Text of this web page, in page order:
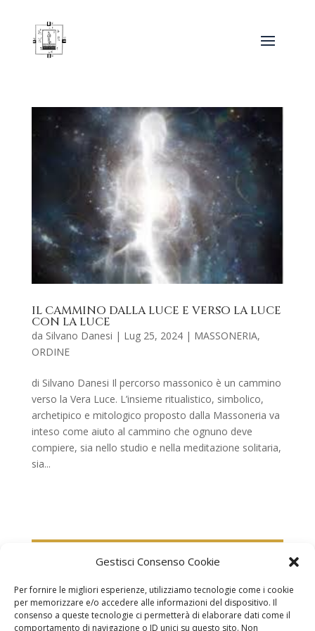
Gestisci Consenso Cookie
Per fornire le migliori esperienze, utilizziamo tecnologie come i cookie
per memorizzare e/o accedere alle informazioni del dispositivo. Il
consenso a queste tecnologie ci permetterà di elaborare dati come il
comportamento di navigazione o ID unici su questo sito. Non
IL CAMMINO DALLA LUCE E VERSO LA LUCE
CON LA LUCE
da Silvano Danesi | Lug 25, 2024| MASSONERIA,
ORDINE
di Silvano Danesi Il percorso massonico è un cammino
verso la Vera Luce. L’insieme ritualistico, simbolico,
archetipico e mitologico proposto dalla Massoneria va
inteso come aiuto al cammino che ognuno deve
compiere, sia nello studio e nella meditazione solitaria,
sia...